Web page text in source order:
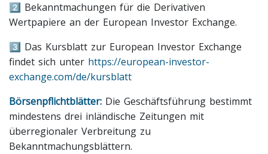
2️⃣ Bekanntmachungen für die Derivativen
Wertpapiere an der European Investor Exchange.
3️⃣ Das Kursblatt zur European Investor Exchange
findet sich unter https://european-investor-
exchange.com/de/kursblatt
Börsenpflichtblätter: Die Geschäftsführung bestimmt
mindestens drei inländische Zeitungen mit
überregionaler Verbreitung zu
Bekanntmachungsblättern.